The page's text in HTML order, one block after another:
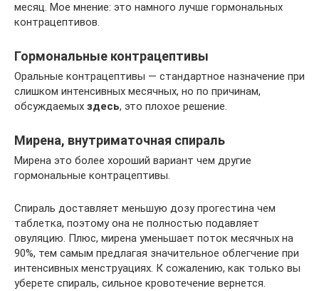
месяц. Мое мнение: это намного лучше гормональных
контрацептивов.
Гормональные контрацептивы
Оральные контрацептивы — стандартное назначение при
слишком интенсивных месячных, но по причинам,
обсуждаемых здесь, это плохое решение.
Мирена, внутриматочная спираль
Мирена это более хороший вариант чем другие
гормональные контрацептивы.
Спираль доставляет меньшую дозу прогестина чем
таблетка, поэтому она не полностью подавляет
овуляцию. Плюс, мирена уменьшает поток месячных на
90%, тем самым предлагая значительное облегчение при
интенсивных менструациях. К сожалению, как только вы
уберете спираль, сильное кровотечение вернется.